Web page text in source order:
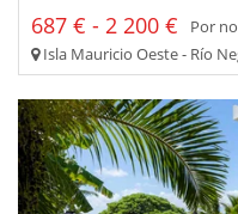
687 € - 2 200 €
Por
Isla Mauricio Oeste - Río